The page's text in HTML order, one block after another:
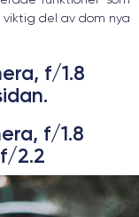
del av dom nya
f/1.8
f/1.8
2.2